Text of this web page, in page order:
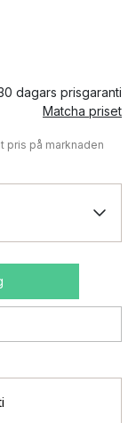
dagars prisgaranti
Matcha priset
pris på marknaden